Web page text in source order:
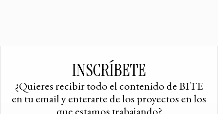
INSCRÍBETE
¿Quieres recibir todo el contenido de BITE
en tu email y enterarte de los proyectos en los
que estamos trabajando?